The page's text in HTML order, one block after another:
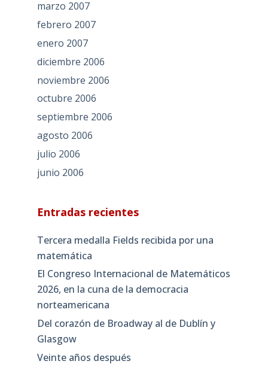
marzo 2007
febrero 2007
enero 2007
diciembre 2006
noviembre 2006
octubre 2006
septiembre 2006
agosto 2006
julio 2006
junio 2006
Entradas recientes
Tercera medalla Fields recibida por una
matemática
El Congreso Internacional de Matemáticos
2026, en la cuna de la democracia
norteamericana
Del corazón de Broadway al de Dublín y
Glasgow
Veinte años después